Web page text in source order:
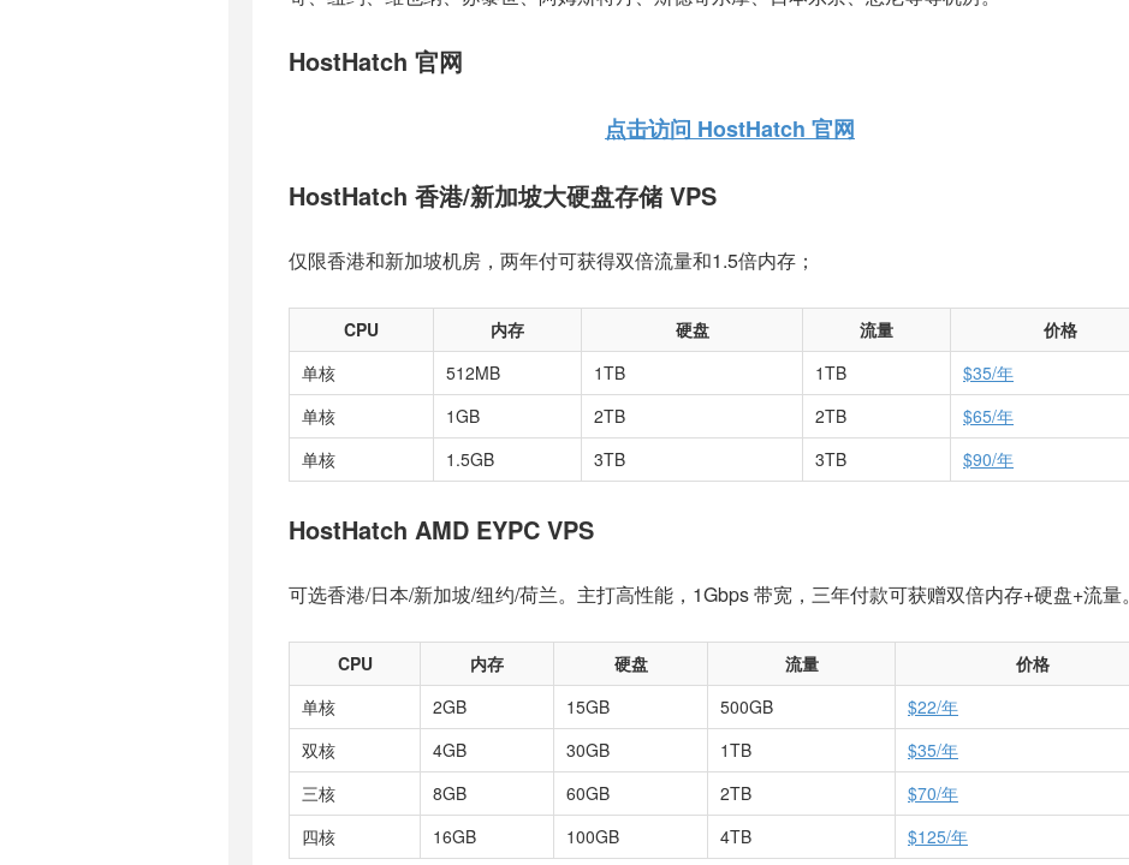
HostHatch 官网
点击访问 HostHatch 官网
HostHatch 香港/新加坡大硬盘存储 VPS
仅限香港和新加坡机房，两年付可获得双倍流量和1.5倍内存；
CPU 内存 硬盘 流量
价格
单核
512MB 1TB 1TB
$35/年
单核
1GB 2TB 2TB
$65/年
单核
1.5GB 3TB 3TB $90/年
HostHatch AMD EYPC VPS
可选香港/日本/新加坡/纽约/荷兰。主打高性能，1Gbps 带宽，三年付款可获赠双倍内存+硬盘+流量。
CPU 内存 硬盘 流量
价格
单核
2GB 15GB 500GB
$22/年
双核
4GB 30GB 1TB
$35/年
三核
8GB 60GB 2TB
$70/年
四核
16GB 100GB 4TB $125/年